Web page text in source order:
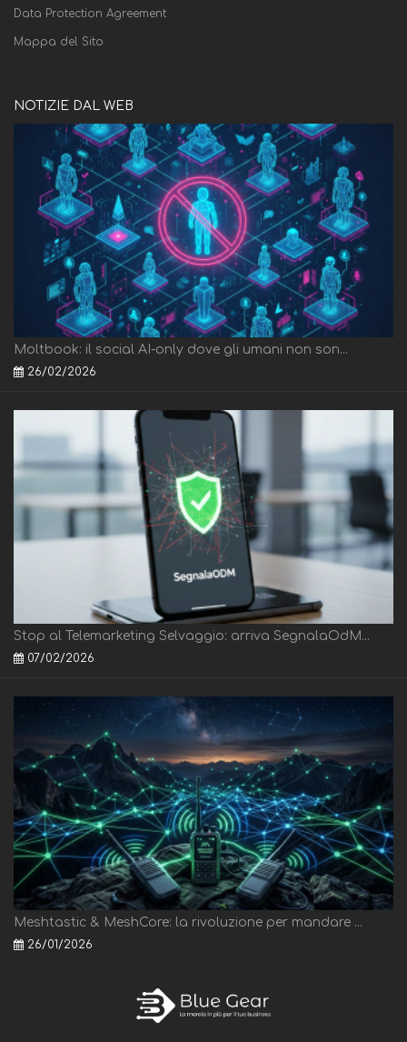
Data Protection Agreement
Mappa del Sito
NOTIZIE DAL WEB
Moltbook: il social AI-only dove gli umani non son...
26/02/2026
Stop al Telemarketing Selvaggio: arriva SegnalaOdM...
07/02/2026
Meshtastic & MeshCore: la rivoluzione per mandare ...
26/01/2026